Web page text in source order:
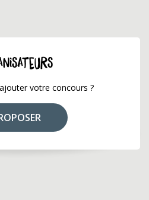
votre concours ?